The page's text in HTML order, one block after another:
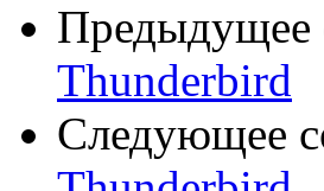
Thunderbird
Следующее